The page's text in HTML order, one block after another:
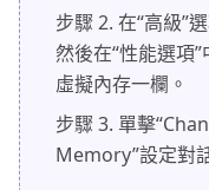
步驟 2. 在“高級”
然後在“性能選項
虛擬內存一欄。
步驟 3. 單擊
Memory”設定對